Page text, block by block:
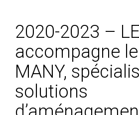
2020-2023 –
accompagne
MANY,
solutions